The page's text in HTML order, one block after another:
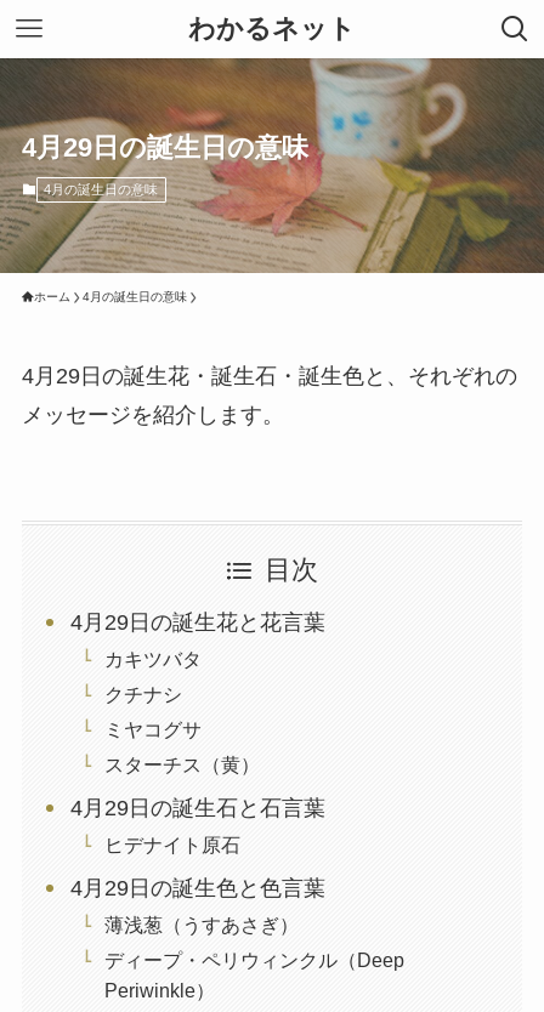
わかるネット
4月29日の誕生日の意味
4月の誕生日の意味
ホーム 4月の誕生日の意味
4月29日の誕生花・誕生石・誕生色と、それぞれの
メッセージを紹介します。
目次
4月29日の誕生花と花言葉
カキツバタ
クチナシ
ミヤコグサ
スターチス（黄）
4月29日の誕生石と石言葉
ヒデナイト原石
4月29日の誕生色と色言葉
薄浅葱（うすあさぎ）
ディープ・ペリウィンクル（Deep
Periwinkle）